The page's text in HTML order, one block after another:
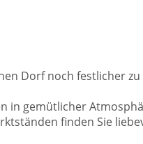
Dorf noch festlicher
in gemütlicher
finden Sie